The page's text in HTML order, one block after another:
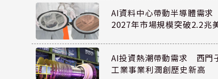
AI資料中心帶動半導體需
2027年市場規模突破2.2兆
AI投資熱潮帶動需求 西門
工業事業利潤創歷史新高